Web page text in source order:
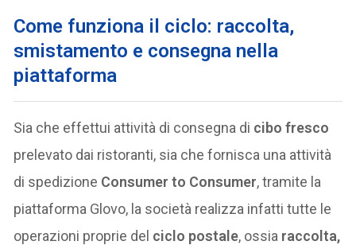
Come funziona il ciclo: raccolta,
smistamento e consegna nella
piattaforma
Sia che effettui attività di consegna di cibo fresco
prelevato dai ristoranti, sia che fornisca una attività
di spedizione Consumer to Consumer, tramite la
piattaforma Glovo, la società realizza infatti tutte le
operazioni proprie del ciclo postale, ossia raccolta,